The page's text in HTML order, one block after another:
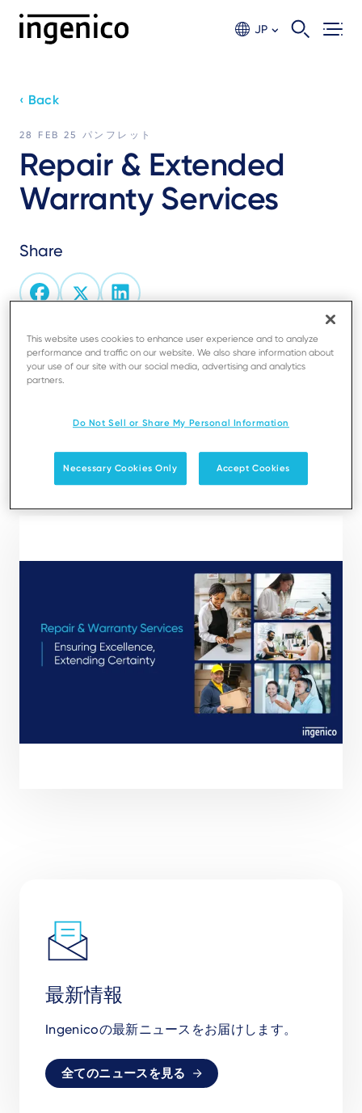
JP
‹ Back
28 FEB 25パンフレット
Repair & Extended
Warranty Services
Share
Take advantage of the extended warranty services
offered by Ingenico. It allows you to optimize the
protection and support of your terminals. No one
ourselves.
ダウンロード
最新情報
Ingenicoの最新ニュースをお届けします。
全てのニュースを見る
This website uses cookies to enhance user experience and to analyze
performance and traffic on our website. We also share information about
your use of our site with our social media, advertising and analytics
partners.
Do Not Sell or Share My Personal Information
Necessary Cookies Only Accept Cookies